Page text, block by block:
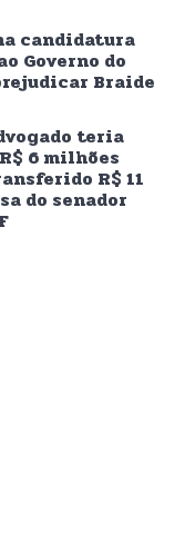
candidatura
Governo do
Braide
teria
6 milhões
R$ 11
do senador